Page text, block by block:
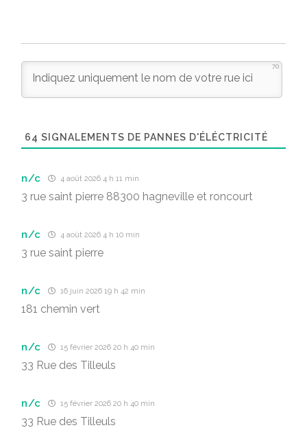
70
64 SIGNALEMENTS DE PANNES D'ÉLÉCTRICITÉ
n/c 4 août 2026 4 h 11 min
3 rue saint pierre 88300 hagneville et roncourt
n/c 4 août 2026 4 h 10 min
3 rue saint pierre
n/c 16 juin 2026 19 h 42 min
181 chemin vert
n/c 15 février 2026 20 h 40 min
33 Rue des Tilleuls
n/c 15 février 2026 20 h 40 min
33 Rue des Tilleuls